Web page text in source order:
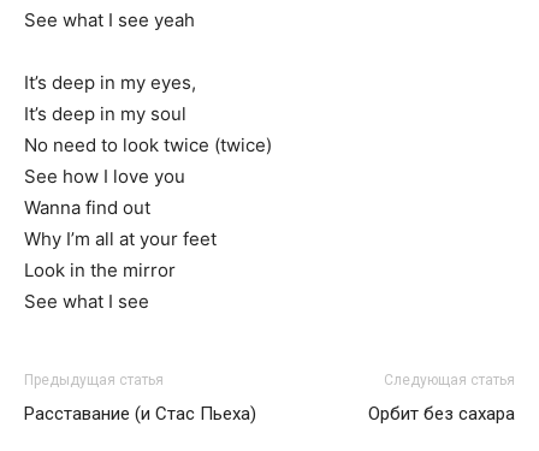
See what I see yeah
It’s deep in my eyes,
It’s deep in my soul
No need to look twice (twice)
See how I love you
Wanna find out
Why I’m all at your feet
Look in the mirror
See what I see
Предыдущая статья
Расставание (и Стас Пьеха)
Следующая статья
Орбит без сахара